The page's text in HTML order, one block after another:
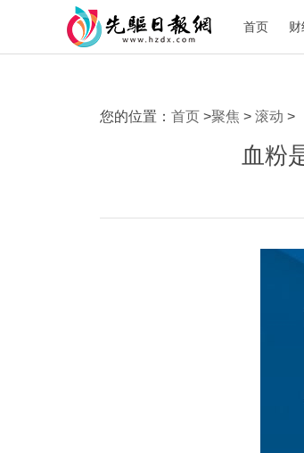
首页
您的位置： 首页 >聚焦 > 滚动 >
血粉